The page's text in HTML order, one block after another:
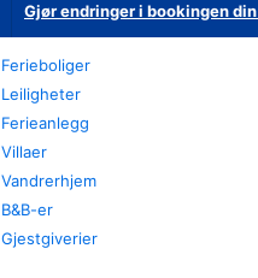
Gjør endringer i bookingen
Ferieboliger
Leiligheter
Ferieanlegg
Villaer
Vandrerhjem
B&B-er
Gjestgiverier